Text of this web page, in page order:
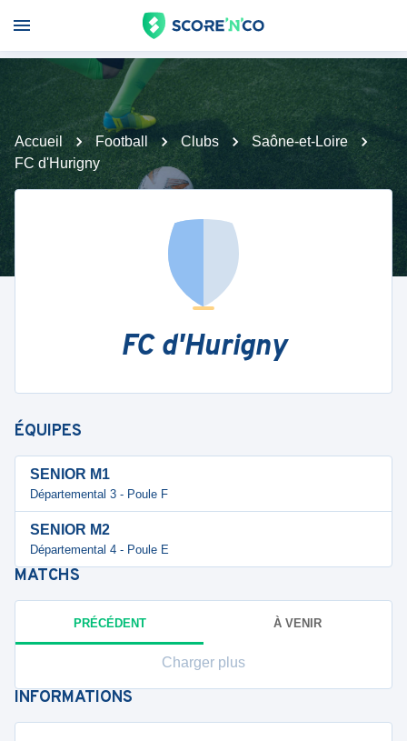
Accueil Football Clubs
Saône-et-Loire
FC d'Hurigny
FC d'Hurigny
ÉQUIPES
SENIOR M1
Départemental 3 - Poule F
SENIOR M2
Départemental 4 - Poule E
MATCHS
PRÉCÉDENT À VENIR
Charger plus
INFORMATIONS